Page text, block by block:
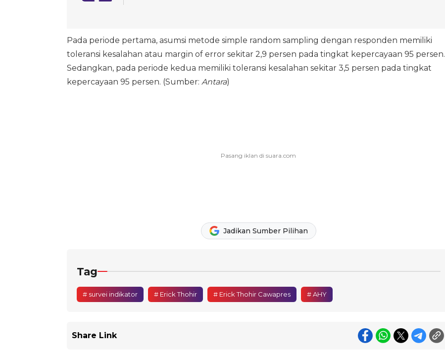
Pada periode pertama, asumsi metode simple random sampling dengan responden memiliki
toleransi kesalahan atau margin of error sekitar 2,9 persen pada tingkat kepercayaan 95 persen.
Sedangkan, pada periode kedua memiliki toleransi kesalahan sekitar 3,5 persen pada tingkat
kepercayaan 95 persen. (Sumber: Antara)
Jadikan Sumber Pilihan
Tag
# survei indikator # Erick Thohir # Erick Thohir Cawapres # AHY
Share Link